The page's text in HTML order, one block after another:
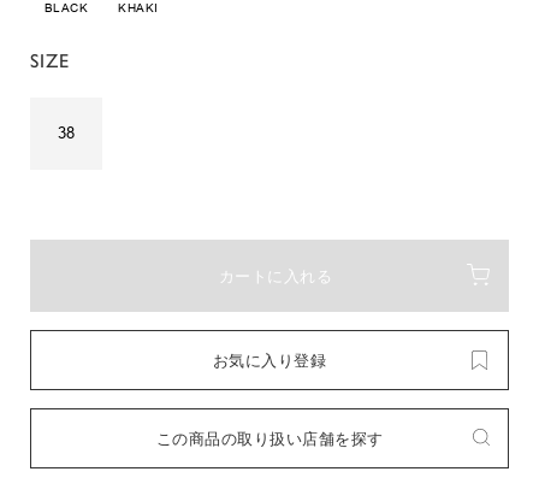
BLACK KHAKI
SIZE
38
カートに入れる
お気に入り登録
この商品の取り扱い店舗を探す